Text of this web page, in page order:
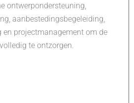
ontwerpondersteuning,
aanbestedingsbegeleiding,
en projectmanagement om de
te ontzorgen.